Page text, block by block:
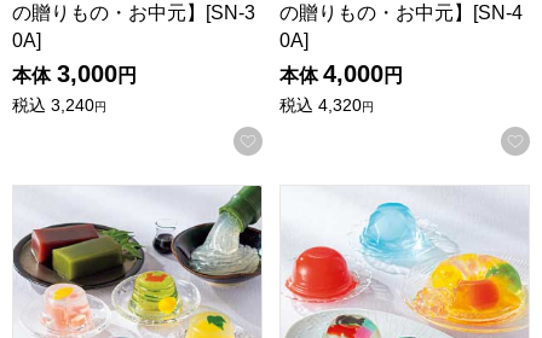
の贈りもの・お中元】[SN-3
0A]
本体 3,000円
税込 3,240円
お気に入りに登録する
の贈りもの・お中元】[SN-4
0A]
本体 4,000円
税込 4,320円
京菓匠 笹屋伊織 夏の彩【夏の贈りもの・お中元】[SN-50A]
日本橋屋長兵衛 夏祭り詰合